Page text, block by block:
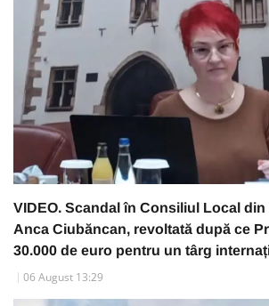
VIDEO. Scandal în Consiliul Local
Anca Ciubăncan, revoltată după ce
30.000 de euro pentru un târg
06 August 13:29